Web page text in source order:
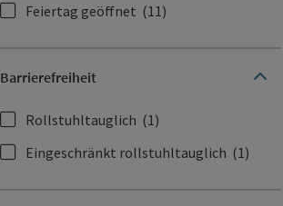
Feiertag geöffnet (11)
Barrierefreiheit
Rollstuhltauglich (1)
Eingeschränkt rollstuhltauglich (1)